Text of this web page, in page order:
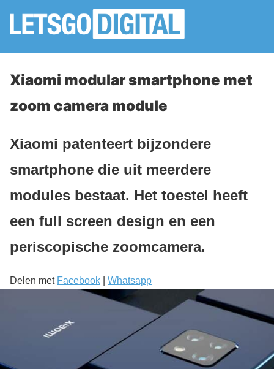
Xiaomi modular smartphone met
zoom camera module
Xiaomi patenteert bijzondere
smartphone die uit meerdere
modules bestaat. Het toestel heeft
een full screen design en een
periscopische zoomcamera.
Delen met Facebook Whatsapp